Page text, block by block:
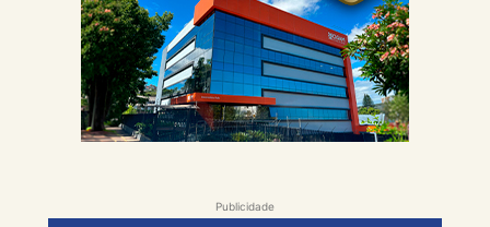
Publicidade